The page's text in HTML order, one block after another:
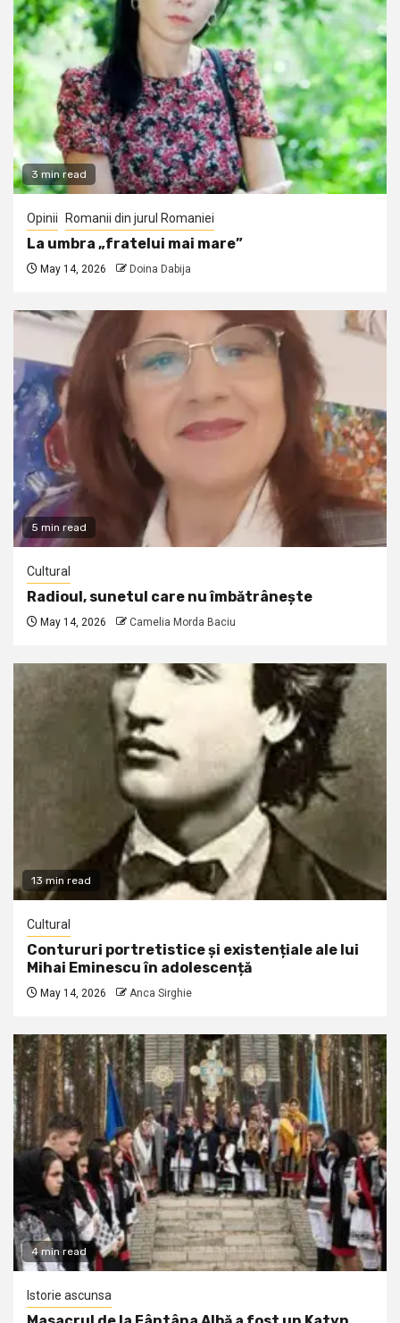
3 min read
Opinii Romanii din jurul Romaniei
La umbra „fratelui mai mare”
May 14, 2026 Doina Dabija
5 min read
Cultural
Radioul, sunetul care nu îmbătrânește
May 14, 2026 Camelia Morda Baciu
13 min read
Cultural
Contururi portretistice și existențiale ale lui
Mihai Eminescu în adolescență
May 14, 2026 Anca Sirghie
4 min read
Istorie ascunsa